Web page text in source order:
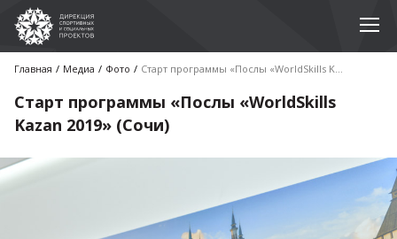
Главная Медиа Фото Старт программы «Послы «WorldSkills Kazan 2019» (Сочи)
Старт программы «Послы «WorldSkills
Kazan 2019» (Сочи)